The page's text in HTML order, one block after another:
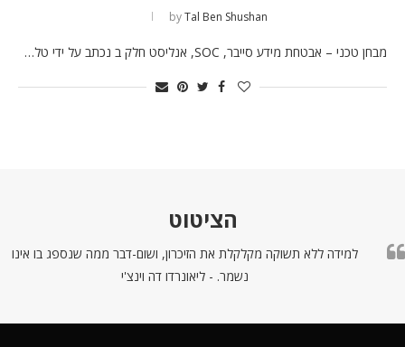
byTal Ben Shushan
מבחן טכני – אבטחת מידע סייבר, SOC, אנליסט חלק ב נכתב על ידי טל…
הציטוט
למידה ללא תשוקה מקלקלת את הזיכרון, ושום-דבר ממה שנספג בו אינו
נשמר. - ליאונרדו דה וינצ'י